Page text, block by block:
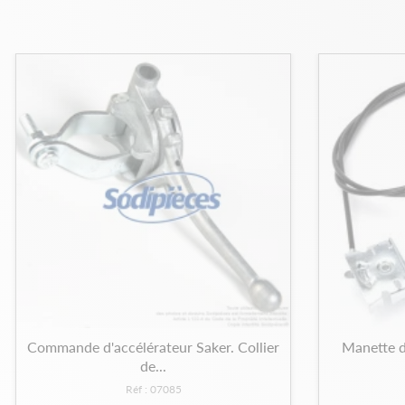
Commande d'accélérateur Saker. Collier
de...
Réf : 07085
Manette